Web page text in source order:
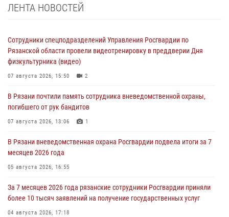
ЛЕНТА НОВОСТЕЙ
Сотрудники спецподразделений Управления Росгвардии по
Рязанской области провели видеотренировку в преддверии Дня
физкультурника (видео)
07 августа 2026, 15:50 2
В Рязани почтили память сотрудника вневедомственной охраны,
погибшего от рук бандитов
07 августа 2026, 13:06 1
В Рязани вневедомственная охрана Росгвардии подвела итоги за 7
месяцев 2026 года
05 августа 2026, 16:55
За 7 месяцев 2026 года рязанские сотрудники Росгвардии приняли
более 10 тысяч заявлений на получение государственных услуг
04 августа 2026, 17:18